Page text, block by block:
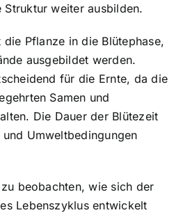
Struktur weiter ausbilden.
Pflanze in die Blütephase,
ausgebildet werden.
für die Ernte, da die
Samen und
Die Dauer der Blütezeit
Umweltbedingungen
beobachten, wie sich der
Lebenszyklus entwickelt